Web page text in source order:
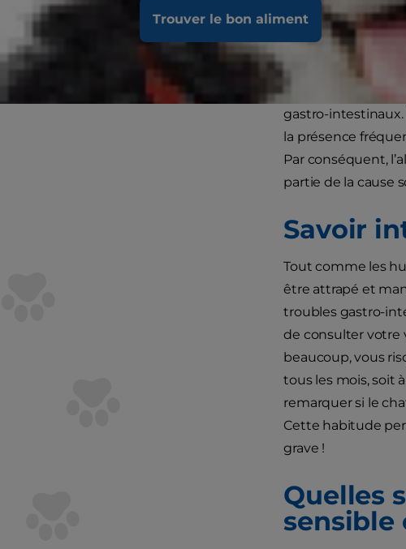
Trouver le bon aliment
pouvez-vous faire
Qu’est-
Le terme «
gastro-intestinaux.
la présence
Par conséquent,
partie de la cause
Savoir
Tout comme les
être attrapé et
troubles gastro-
de consulter votre
beaucoup, vous
tous les mois, soit
remarquer si le
Cette habitude
grave !
Quelles
sensible